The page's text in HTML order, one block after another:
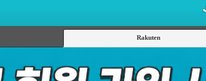
Rakuten